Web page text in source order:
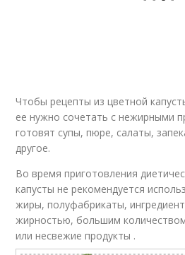
Чтобы рецепты из цветной
ее нужно сочетать с нежирными
готовят супы, пюре, салаты,
другое.
Во время приготовления
капусты не рекомендуется
жиры, полуфабрикаты,
жирностью, большим
или несвежие продукты .